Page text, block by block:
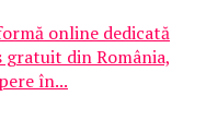
online dedicată
gratuit din România,
în...